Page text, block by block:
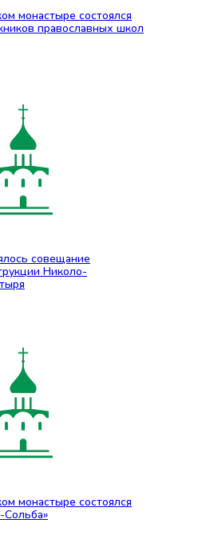
монастыре состоялся
православных школ
совещание
Николо-
монастыре состоялся